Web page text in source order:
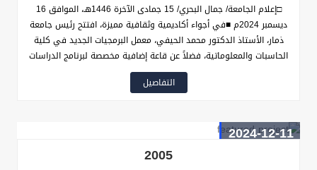
□إعلام الجامعة/ جمال البحري/ 15 جمادى الآخرة 1446هـ، الموافق 16
ديسمبر 2024م ■في أجواء أكاديمية وثقافية مميزة، افتتح رئيس جامعة
ذمار، الأستاذ الدكتور محمد الحيفي، معمل البرمجيات الجديد في كلية
الحاسبات والمعلوماتية، فضلاً عن قاعة إضافية مخصصة لبرنامج الدراسات
العليا، وذلك بحضور نائب رئيس الجامعة لشؤون الطلاب، الأستاذ الدكتور
عبد الكافي الرفاعي، ونائب رئيس الجامعة للشؤون الأكاديمية، الأستاذ
التفاصيل
2024-12-11
2005